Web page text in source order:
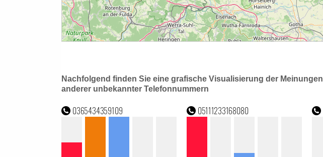
Nachfolgend finden Sie eine grafische Visualisierung der Meinungen
anderer unbekannter Telefonnummern